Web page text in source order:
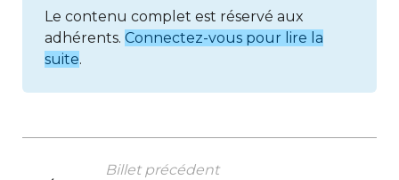
Le contenu complet est réservé aux
adhérents. Connectez-vous pour lire la
suite.
Billet précédent